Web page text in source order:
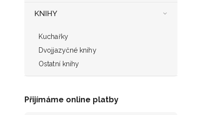
KNIHY
Kuchařky
Dvojjazyčné knihy
Ostatní knihy
Přijímáme online platby